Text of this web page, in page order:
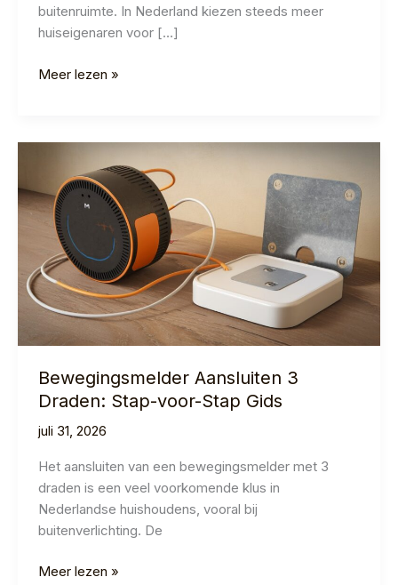
buitenruimte. In Nederland kiezen steeds meer
huiseigenaren voor […]
Lamp
Gids
2026
Meer lezen »
Bewegingsmelder Aansluiten 3
Draden: Stap-voor-Stap Gids
juli 31, 2026
Het aansluiten van een bewegingsmelder met 3
draden is een veel voorkomende klus in
Nederlandse huishoudens, vooral bij
buitenverlichting. De
Bewegingsmelder
Meer lezen »